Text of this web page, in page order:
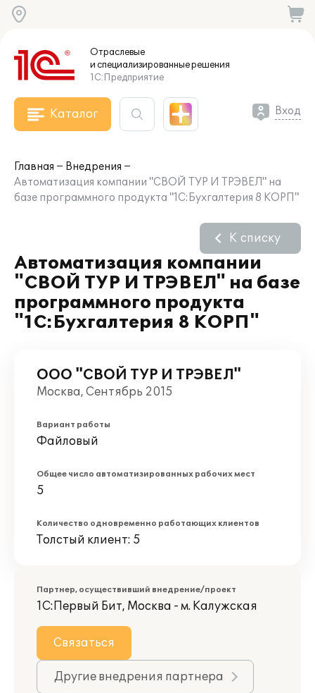
Отраслевые
и специализированныерешения
1С:Предприятие
Каталог Вход
Главная
Внедрения
Автоматизация компании "СВОЙ ТУР И ТРЭВЕЛ" на
базе программного продукта "1С:Бухгалтерия 8 КОРП"
Автоматизация компании
"СВОЙ ТУР И ТРЭВЕЛ" на базе
программного продукта
"1С:Бухгалтерия 8 КОРП"
К списку
ООО "СВОЙ ТУР И ТРЭВЕЛ"
Москва, Сентябрь 2015
Вариант работы
Файловый
Общее число автоматизированных рабочих мест
5
Количество одновременно работающих клиентов
Толстый клиент: 5
Партнер, осуществивший внедрение/проект
1С:Первый Бит, Москва - м. Калужская
Связаться
Другие внедрения партнера